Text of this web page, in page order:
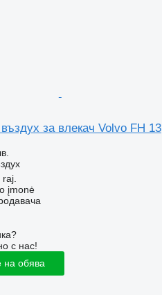
за влекач Volvo FH 13
įmonė
с нас!
на обява